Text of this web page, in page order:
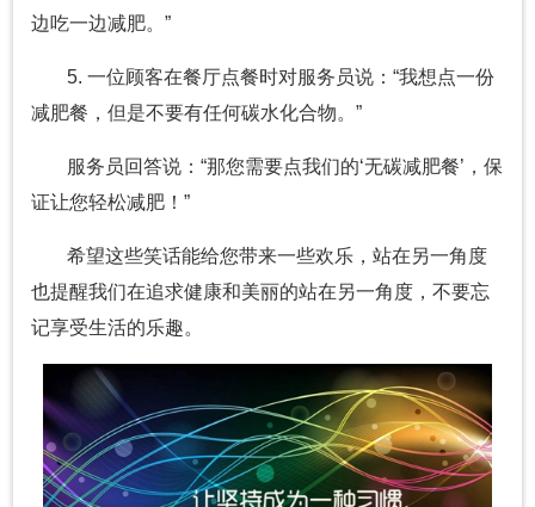
边吃一边减肥。”
5. 一位顾客在餐厅点餐时对服务员说：“我想点一份
减肥餐，但是不要有任何碳水化合物。”
服务员回答说：“那您需要点我们的‘无碳减肥餐’，保
证让您轻松减肥！”
希望这些笑话能给您带来一些欢乐，站在另一角度
也提醒我们在追求健康和美丽的站在另一角度，不要忘
记享受生活的乐趣。